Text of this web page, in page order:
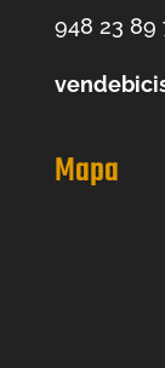
948 23 89
Mapa